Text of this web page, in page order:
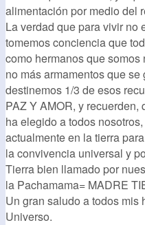
alimentación por medio del
La verdad que para vivir no
tomemos conciencia que
como hermanos que
no más armamentos que
destinemos 1/3 de esos
PAZ Y AMOR, y
ha elegido a todos
actualmente en la tierra
la convivencia universal y
Tierra bien llamado por
la Pachamama= MADRE
Un gran saludo a todos mis
Universo.